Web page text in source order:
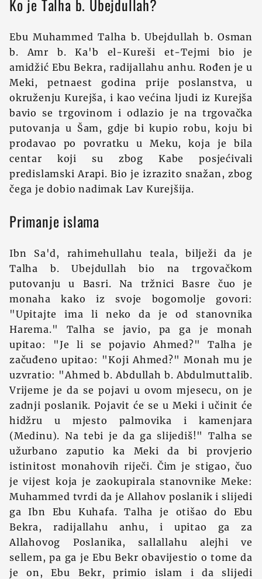
Ko je Talha b. Ubejdullah?
Ebu Muhammed Talha b. Ubejdullah b. Osman
b. Amr b. Ka'b el-Kureši et-Tejmi bio je
amidžić Ebu Bekra, radijallahu anhu. Rođen je u
Meki, petnaest godina prije poslanstva, u
okruženju Kurejša, i kao većina ljudi iz Kurejša
bavio se trgovinom i odlazio je na trgovačka
putovanja u Šam, gdje bi kupio robu, koju bi
prodavao po povratku u Meku, koja je bila
centar koji su zbog Kabe posjećivali
predislamski Arapi. Bio je izrazito snažan, zbog
čega je dobio nadimak Lav Kurejšija.
Primanje islama
Ibn Sa'd, rahimehullahu teala, bilježi da je
Talha b. Ubejdullah bio na trgovačkom
putovanju u Basri. Na tržnici Basre čuo je
monaha kako iz svoje bogomolje govori:
"Upitajte ima li neko da je od stanovnika
Harema." Talha se javio, pa ga je monah
upitao: "Je li se pojavio Ahmed?" Talha je
začuđeno upitao: "Koji Ahmed?" Monah mu je
uzvratio: "Ahmed b. Abdullah b. Abdulmuttalib.
Vrijeme je da se pojavi u ovom mjesecu, on je
zadnji poslanik. Pojavit će se u Meki i učinit će
hidžru u mjesto palmovika i kamenjara
(Medinu). Na tebi je da ga slijediš!" Talha se
užurbano zaputio ka Meki da bi provjerio
istinitost monahovih riječi. Čim je stigao, čuo
je vijest koja je zaokupirala stanovnike Meke:
Muhammed tvrdi da je Allahov poslanik i slijedi
ga Ibn Ebu Kuhafa. Talha je otišao do Ebu
Bekra, radijallahu anhu, i upitao ga za
Allahovog Poslanika, sallallahu alejhi ve
sellem, pa ga je Ebu Bekr obavijestio o tome da
je on, Ebu Bekr, primio islam i da slijedi